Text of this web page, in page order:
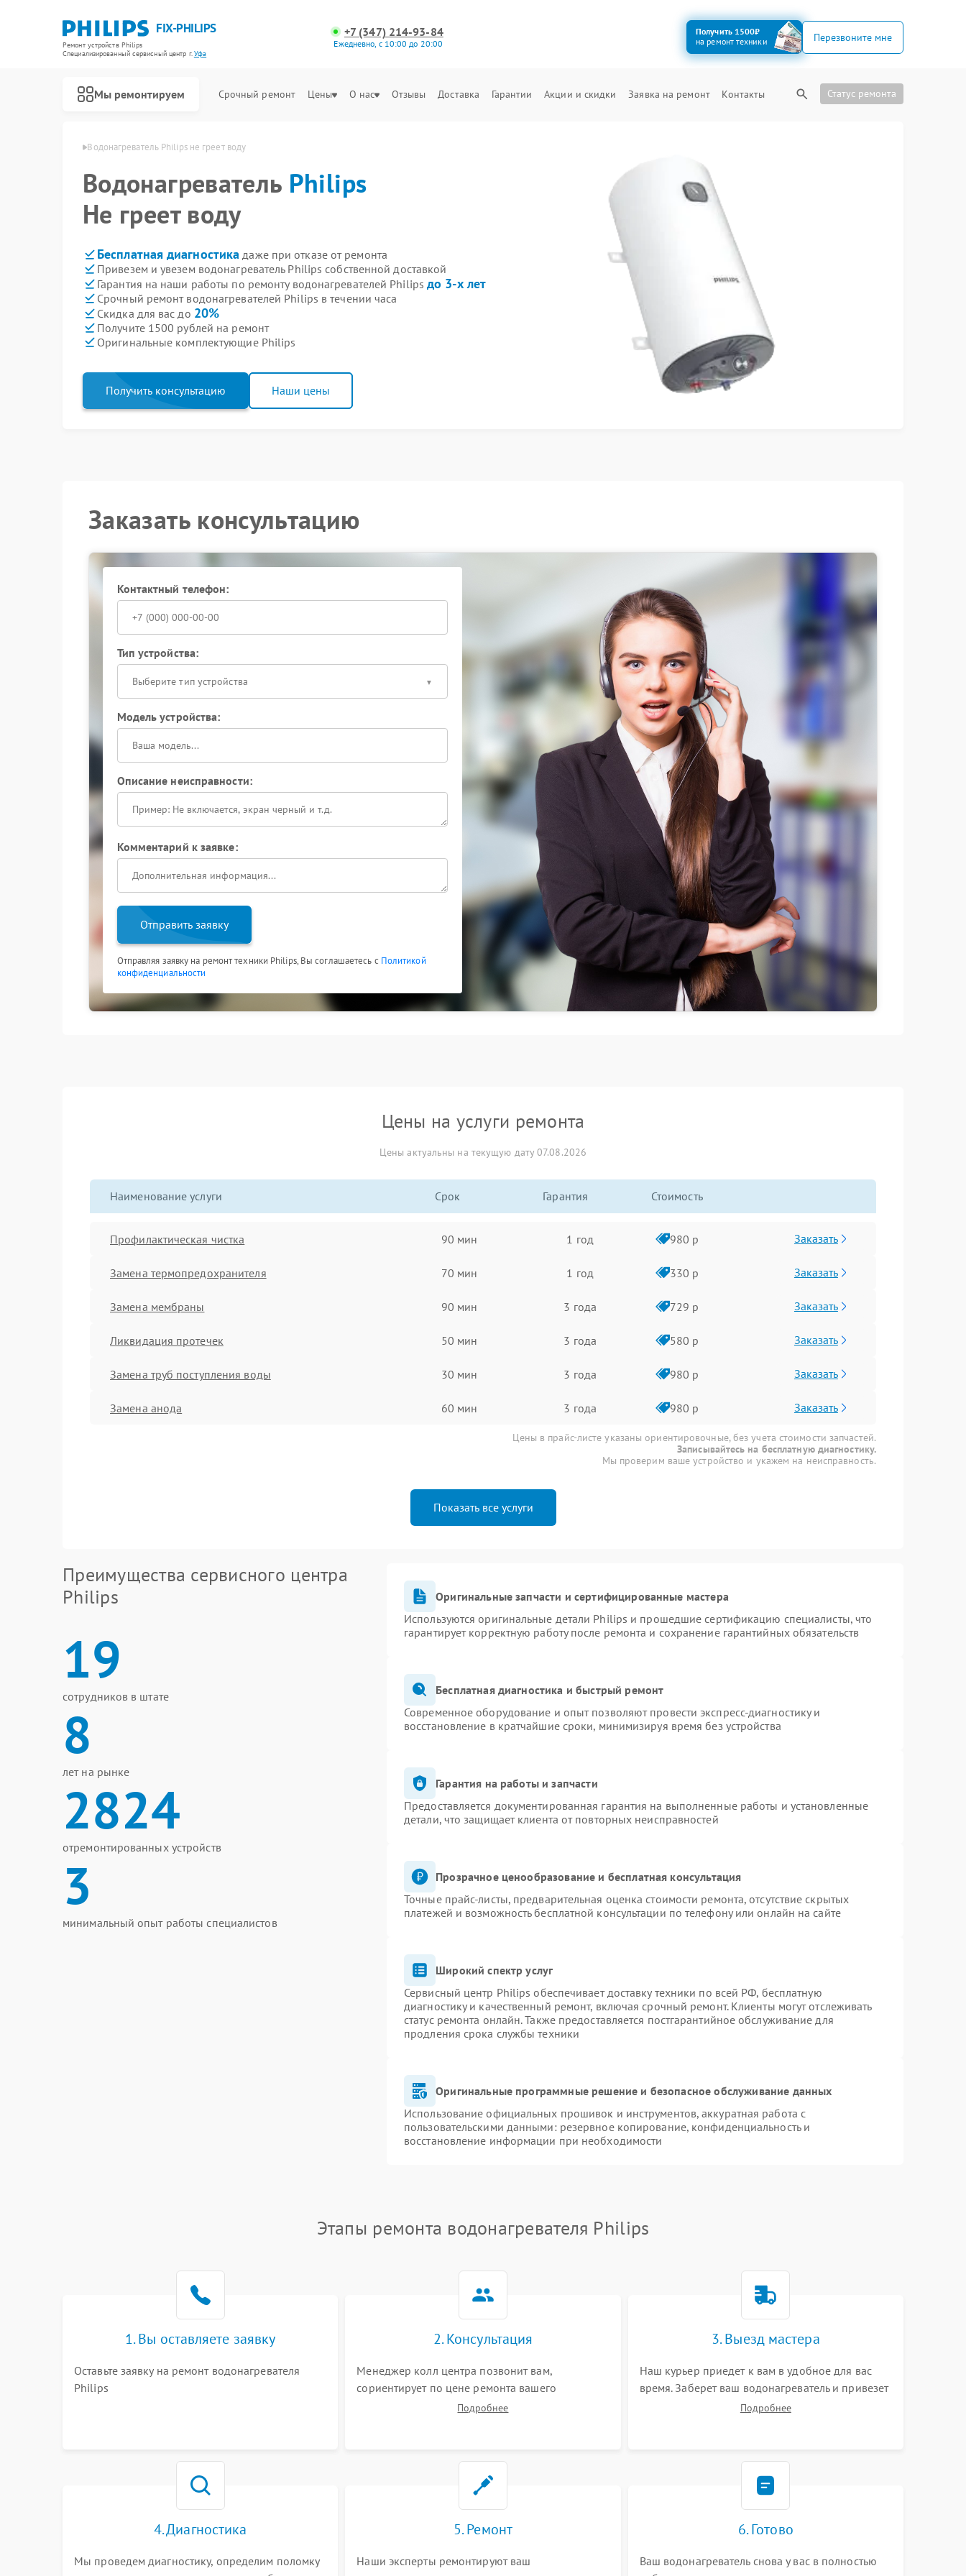
FIX-PHILIPS
Ремонт устройств Philips
Специализированный cервисный центр г.Уфа
+7 (347) 214-93-84
Ежедневно, с 10:00 до 20:00
Получить 1500₽
на ремонт техники
Перезвоните мне
Мы ремонтируем Срочный ремонт Цены О нас Отзывы Доставка Гарантии Акции и скидки Заявка на ремонт Контакты Статус ремонта
Philips в Уфе Водонагреватель Philips не греет воду
Водонагреватель Philips
Не греет воду
Бесплатная диагностика даже при отказе от ремонта
Привезем и увезем водонагреватель Philips собственной доставкой
Гарантия на наши работы по ремонту водонагревателей Philips до 3-х лет
Срочный ремонт водонагревателей Philips в течении часа
Скидка для вас до 20%
Получите 1500 рублей на ремонт
Оригинальные комплектующие Philips
Получить консультацию Наши цены
Заказать консультацию
Контактный телефон:
Тип устройства:
Выберите тип устройства
Модель устройства:
Описание неисправности:
Комментарий к заявке:
Отправить заявку
Отправляя заявку на ремонт техники Philips, Вы соглашаетесь с Политикой
конфиденциальности
Цены на услуги ремонта
Цены актуальны на текущую дату 07.08.2026
Наименование услуги Срок Гарантия Стоимость
Профилактическая чистка 90 мин 1 год 980 р Заказать
Замена термопредохранителя 70 мин 1 год 330 р Заказать
Замена мембраны 90 мин 3 года 729 р Заказать
Ликвидация протечек 50 мин 3 года 580 р Заказать
Замена труб поступления воды 30 мин 3 года 980 р Заказать
Замена анода 60 мин 3 года 980 р Заказать
Цены в прайс-листе указаны ориентировочные, без учета стоимости запчастей.
Записывайтесь на бесплатную диагностику.
Мы проверим ваше устройство и укажем на неисправность.
Показать все услуги
Преимущества сервисного центра
Philips
19
сотрудников в штате
8
лет на рынке
2824
отремонтированных устройств
3
минимальный опыт работы специалистов
Оригинальные запчасти и сертифицированные мастера
Используются оригинальные детали Philips и прошедшие сертификацию специалисты, что
гарантирует корректную работу после ремонта и сохранение гарантийных обязательств
Бесплатная диагностика и быстрый ремонт
Современное оборудование и опыт позволяют провести экспресс-диагностику и
восстановление в кратчайшие сроки, минимизируя время без устройства
Гарантия на работы и запчасти
Предоставляется документированная гарантия на выполненные работы и установленные
детали, что защищает клиента от повторных неисправностей
Прозрачное ценообразование и бесплатная консультация
Точные прайс-листы, предварительная оценка стоимости ремонта, отсутствие скрытых
платежей и возможность бесплатной консультации по телефону или онлайн на сайте
Широкий спектр услуг
Сервисный центр Philips обеспечивает доставку техники по всей РФ, бесплатную
диагностику и качественный ремонт, включая срочный ремонт. Клиенты могут отслеживать
статус ремонта онлайн. Также предоставляется постгарантийное обслуживание для
продления срока службы техники
Оригинальные программные решение и безопасное обслуживание данных
Использование официальных прошивок и инструментов, аккуратная работа с
пользовательскими данными: резервное копирование, конфиденциальность и
восстановление информации при необходимости
Этапы ремонта водонагревателя Philips
1. Вы оставляете заявку
Оставьте заявку на ремонт водонагревателя
Philips
2. Консультация
Менеджер колл центра позвонит вам,
сориентирует по цене ремонта вашего
водонагревателя а также ответит на все ваши
Подробнее
3. Выезд мастера
Наш курьер приедет к вам в удобное для вас
время. Заберет ваш водонагреватель и привезет
на склад для диагностики.
Подробнее
4. Диагностика
Мы проведем диагностику, определим поломку
5. Ремонт
Наши эксперты ремонтируют ваш
6. Готово
Ваш водонагреватель снова у вас в полностью